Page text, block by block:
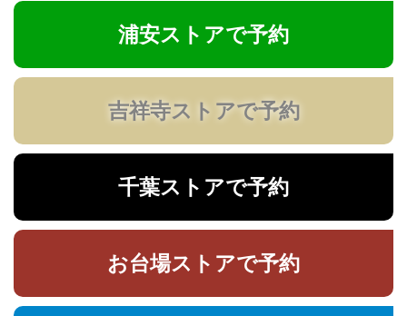
浦安ストアで予約
吉祥寺ストアで予約
千葉ストアで予約
お台場ストアで予約